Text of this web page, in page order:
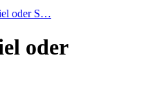
oder S…
oder